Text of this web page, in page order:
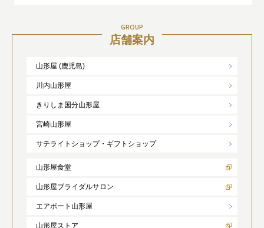
GROUP
店舗案内
山形屋 (鹿児島)
川内山形屋
きりしま国分山形屋
宮崎山形屋
サテライトショップ・ギフトショップ
山形屋食堂
山形屋ブライダルサロン
エアポート山形屋
山形屋ストア